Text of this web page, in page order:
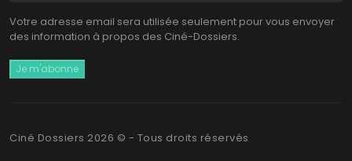
Votre adresse email sera utilisée seulement pour vous envoyer
des information à propos des Ciné-Dossiers.
Ciné Dossiers 2026 © - Tous droits réservés